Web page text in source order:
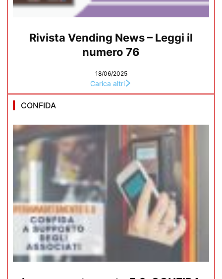
Rivista Vending News – Leggi il
numero 76
18/06/2025
Carica altri
CONFIDA